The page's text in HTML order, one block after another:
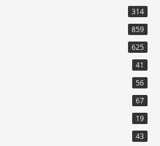
314
859
625
41
56
67
19
43